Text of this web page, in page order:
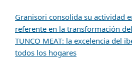
Granisori consolida su actividad
referente en la transformación
TUNCO MEAT: la excelencia del
todos los hogares